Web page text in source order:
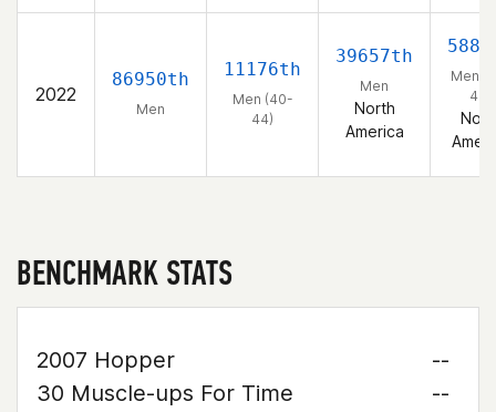
2022
86950th
Men
11176th
Men (40-
44)
39657th
Men
North
America
Men
44)
BENCHMARK STATS
2007 Hopper
--
30 Muscle-ups For Time
--